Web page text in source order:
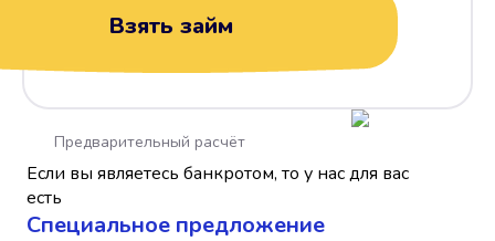
Взять займ
Если вы являетесь банкротом, то у нас для вас
есть
Cпециальное предложение
Предварительный расчёт